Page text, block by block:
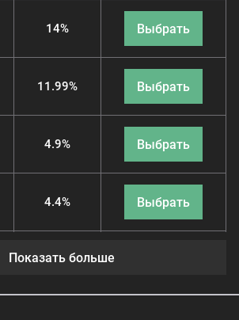
14% Выбрать
11.99% Выбрать
4.9% Выбрать
4.4% Выбрать
11.9%
Показать больше